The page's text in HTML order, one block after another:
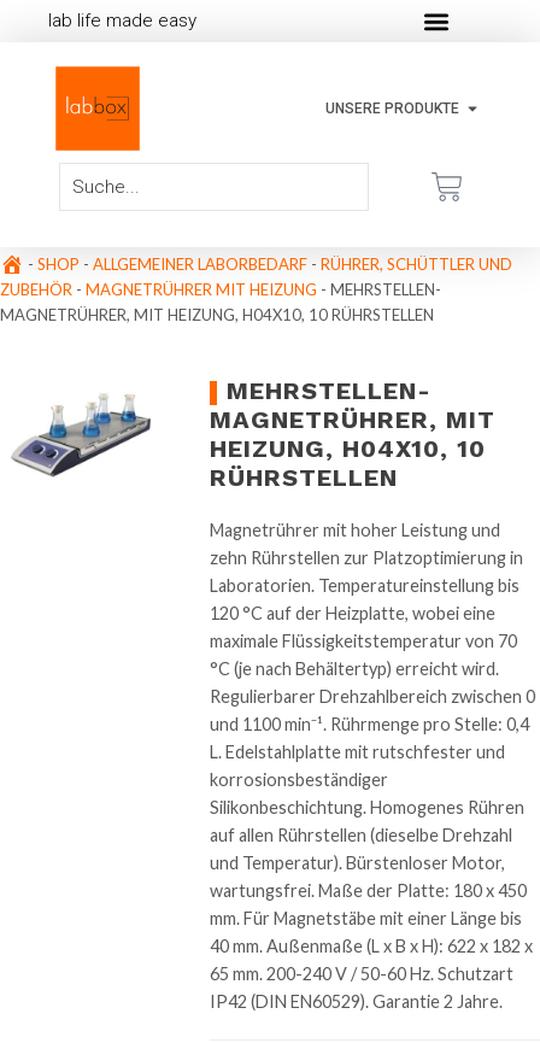
lab life made easy
UNSERE PRODUKTE
- SHOP - ALLGEMEINER LABORBEDARF - RÜHRER, SCHÜTTLER UND
ZUBEHÖR - MAGNETRÜHRER MIT HEIZUNG - MEHRSTELLEN-
MAGNETRÜHRER, MIT HEIZUNG, H04X10, 10 RÜHRSTELLEN
MEHRSTELLEN-
MAGNETRÜHRER, MIT
HEIZUNG, H04X10, 10
RÜHRSTELLEN
Magnetrührer mit hoher Leistung und
zehn Rührstellen zur Platzoptimierung in
Laboratorien. Temperatureinstellung bis
120 °C auf der Heizplatte, wobei eine
maximale Flüssigkeitstemperatur von 70
°C (je nach Behältertyp) erreicht wird.
Regulierbarer Drehzahlbereich zwischen 0
und 1100 min⁻¹. Rührmenge pro Stelle: 0,4
L. Edelstahlplatte mit rutschfester und
korrosionsbeständiger
Silikonbeschichtung. Homogenes Rühren
auf allen Rührstellen (dieselbe Drehzahl
und Temperatur). Bürstenloser Motor,
wartungsfrei. Maße der Platte: 180 x 450
mm. Für Magnetstäbe mit einer Länge bis
40 mm. Außenmaße (L x B x H): 622 x 182 x
65 mm. 200-240 V / 50-60 Hz. Schutzart
IP42 (DIN EN60529). Garantie 2 Jahre.